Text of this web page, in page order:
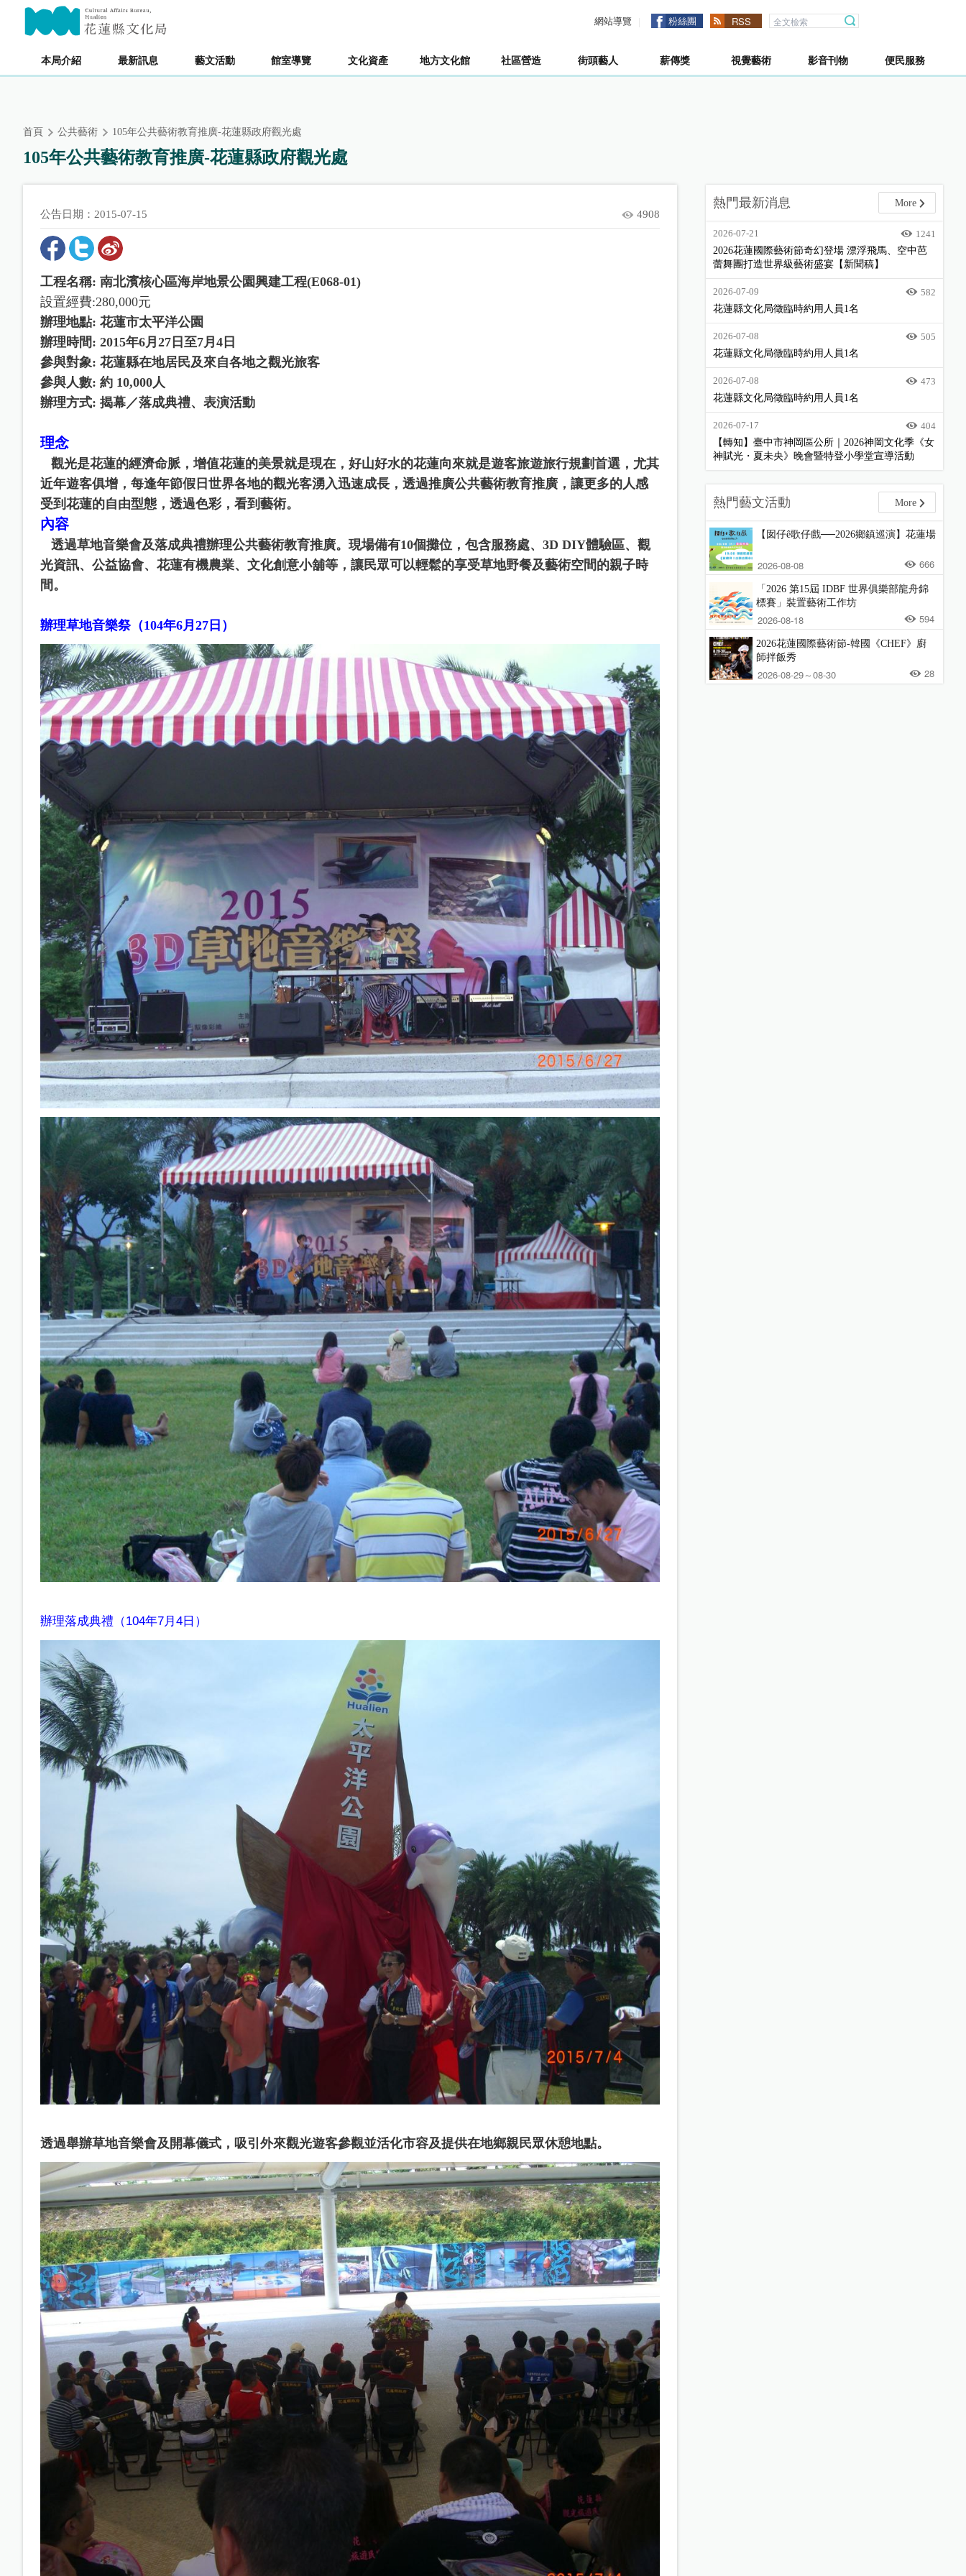
內
網站導覽 粉絲團 RSS
本局介紹 最新訊息 藝文活動 館室導覽 文化資產 地方文化館 社區營造 街頭藝人 薪傳獎 視覺藝術 影音刊物 便民服務
主要內容區塊
首頁 公共藝術 105年公共藝術教育推廣-花蓮縣政府觀光處
105年公共藝術教育推廣-花蓮縣政府觀光處
公告日期：2015-07-15 4908
工程名稱: 南北濱核心區海岸地景公園興建工程(E068-01)
設置經費:280,000元
辦理地點: 花蓮市太平洋公園
辦理時間: 2015年6月27日至7月4日
參與對象: 花蓮縣在地居民及來自各地之觀光旅客
參與人數: 約 10,000人
辦理方式: 揭幕／落成典禮、表演活動
理念
觀光是花蓮的經濟命脈，增值花蓮的美景就是現在，好山好水的花蓮向來就是遊客旅遊旅行規劃首選，尤其
近年遊客俱增，每逢年節假日世界各地的觀光客湧入迅速成長，透過推廣公共藝術教育推廣，讓更多的人感
受到花蓮的自由型態，透過色彩，看到藝術。
內容
透過草地音樂會及落成典禮辦理公共藝術教育推廣。現場備有10個攤位，包含服務處、3D DIY體驗區、觀
光資訊、公益協會、花蓮有機農業、文化創意小舖等，讓民眾可以輕鬆的享受草地野餐及藝術空間的親子時
間。
辦理草地音樂祭（104年6月27日）
辦理落成典禮（104年7月4日）
透過舉辦草地音樂會及開幕儀式，吸引外來觀光遊客參觀並活化市容及提供在地鄉親民眾休憩地點。
熱門最新消息 More
2026-07-21
1241
2026花蓮國際藝術節奇幻登場 漂浮飛馬、空中芭
蕾舞團打造世界級藝術盛宴【新聞稿】
2026-07-09
582
花蓮縣文化局徵臨時約用人員1名
2026-07-08
505
花蓮縣文化局徵臨時約用人員1名
2026-07-08
473
花蓮縣文化局徵臨時約用人員1名
2026-07-17
404
【轉知】臺中市神岡區公所｜2026神岡文化季《女
神賦光・夏未央》晚會暨特登小學堂宣導活動
熱門藝文活動 More
【囡仔ê歌仔戲──2026鄉鎮巡演】花蓮場
2026-08-08 666
「2026 第15屆 IDBF 世界俱樂部龍舟錦
標賽」裝置藝術工作坊
2026-08-18 594
2026花蓮國際藝術節-韓國《CHEF》廚
師拌飯秀
2026-08-29～08-30 28